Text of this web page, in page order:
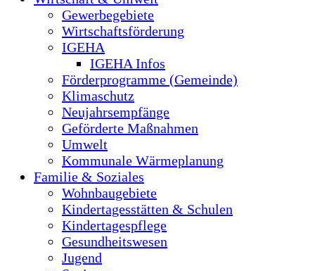
Gewerbegebiete
Wirtschaftsförderung
IGEHA
IGEHA Infos
Förderprogramme (Gemeinde)
Klimaschutz
Neujahrsempfänge
Geförderte Maßnahmen
Umwelt
Kommunale Wärmeplanung
Familie & Soziales
Wohnbaugebiete
Kindertagesstätten & Schulen
Kindertagespflege
Gesundheitswesen
Jugend